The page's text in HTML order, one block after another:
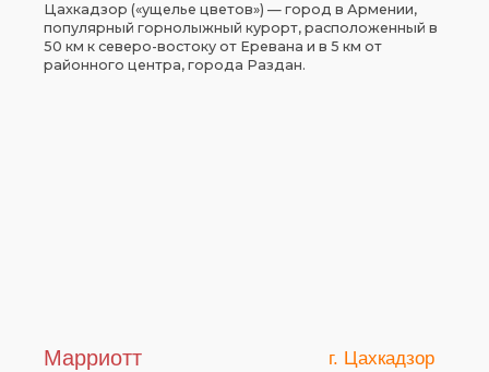
Цахкадзор («ущелье цветов») — город в Армении,
популярный горнолыжный курорт, расположенный в
50 км к северо-востоку от Еревана и в 5 км от
районного центра, города Раздан.
Марриотт г. Цахкадзор